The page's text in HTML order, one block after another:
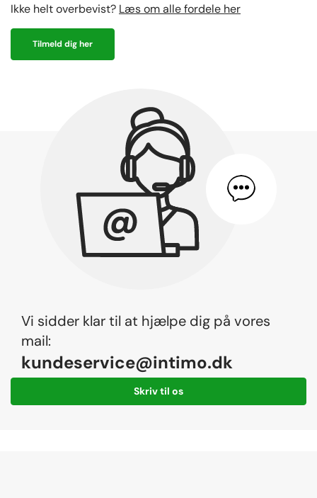
Ikke helt overbevist? Læs om alle fordele her
Tilmeld dig her
Vi sidder klar til at hjælpe dig på vores
mail:
kundeservice@intimo.dk
Skriv til os